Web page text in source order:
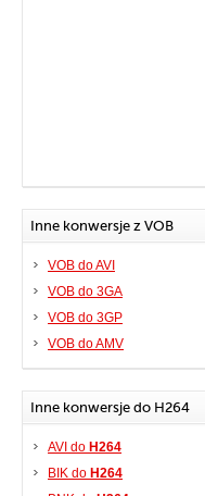
Inne konwersje z VOB
VOB do AVI
VOB do 3GA
VOB do 3GP
VOB do AMV
Inne konwersje do H264
AVI do H264
BIK do H264